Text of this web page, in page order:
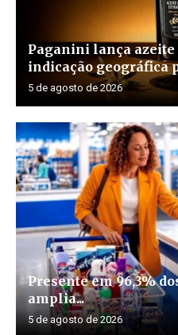
Paganini lança
indicação geográfica
5 de agosto de 2026
Presente em 96,3%
amplia...
5 de agosto de 2026